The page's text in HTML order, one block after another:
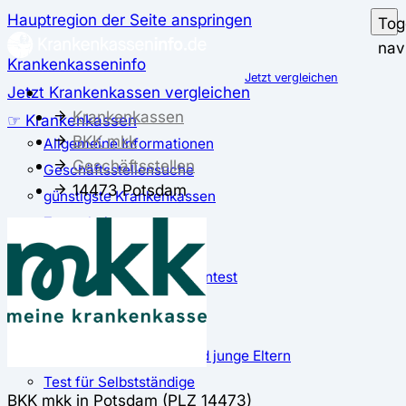
Hauptregion der Seite anspringen
Krankenkasseninfo
Jetzt Krankenkassen vergleichen
☞ Krankenkassen
Allgemeine Informationen
Geschäftsstellensuche
günstigste Krankenkassen
Zusatzbeitrag
✅ Krankenkassen Test
Der große Krankenkassentest
Test für Studierende
Test für Schwangere und junge Eltern
Test für Selbstständige
Jetzt vergleichen
Krankenkassen
BKK mkk
Geschäftsstellen
14473 Potsdam
BKK mkk in Potsdam (PLZ 14473)